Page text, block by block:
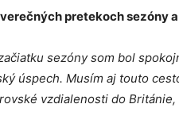
pretekoch sezóny
sezóny som bol
úspech. Musím aj touto
vzdialenosti do